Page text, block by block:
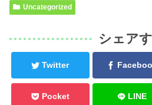
Uncategorized
シェア
Twitter
Pocket LINE